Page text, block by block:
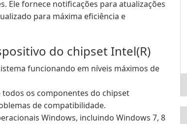
Ele fornece notificações para atualizações
para máxima eficiência e
do chipset Intel(R)
funcionando em níveis máximos de
todos os componentes do chipset
de compatibilidade.
Windows, incluindo Windows 7, 8